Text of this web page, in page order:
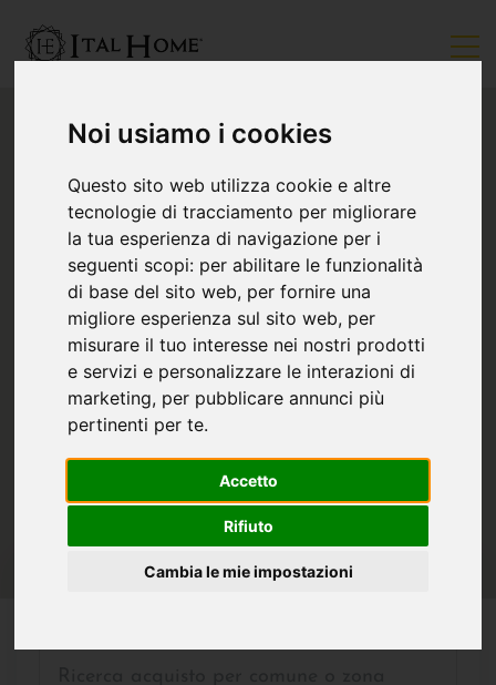
Noi usiamo i cookies
Questo sito web utilizza cookie e altre
tecnologie di tracciamento per migliorare
la tua esperienza di navigazione per i
seguenti scopi: per abilitare le funzionalità
di base del sito web, per fornire una
migliore esperienza sul sito web, per
misurare il tuo interesse nei nostri prodotti
e servizi e personalizzare le interazioni di
marketing, per pubblicare annunci più
pertinenti per te.
Accetto
Rifiuto
Cambia le mie impostazioni